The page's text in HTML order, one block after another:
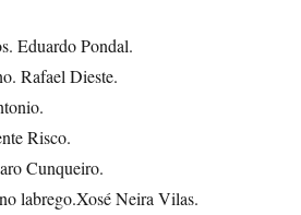
Eduardo Pondal.
Rafael Dieste.
Risco.
Cunqueiro.
labrego.Xosé Neira Vilas.